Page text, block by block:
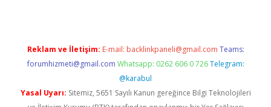
Reklam ve İletişim: E-mail: backlinkpaneli@gmail.com Teams:
forumhizmeti@gmail.com Whatsapp: 0262 606 0 726 Telegram:
@karabul
Yasal Uyarı: Sitemiz, 5651 Sayılı Kanun gereğince Bilgi Teknolojileri